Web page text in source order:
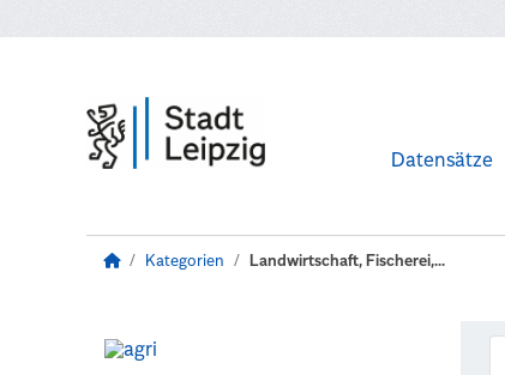
Datensätze
Kategorien Landwirtschaft, Fischerei,...